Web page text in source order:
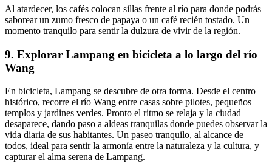
Al atardecer, los cafés colocan sillas frente al río para donde podrás
saborear un zumo fresco de papaya o un café recién tostado. Un
momento tranquilo para sentir la dulzura de vivir de la región.
9. Explorar Lampang en bicicleta a lo largo del río
Wang
En bicicleta, Lampang se descubre de otra forma. Desde el centro
histórico, recorre el río Wang entre casas sobre pilotes, pequeños
templos y jardines verdes. Pronto el ritmo se relaja y la ciudad
desaparece, dando paso a aldeas tranquilas donde puedes observar la
vida diaria de sus habitantes. Un paseo tranquilo, al alcance de
todos, ideal para sentir la armonía entre la naturaleza y la cultura, y
capturar el alma serena de Lampang.